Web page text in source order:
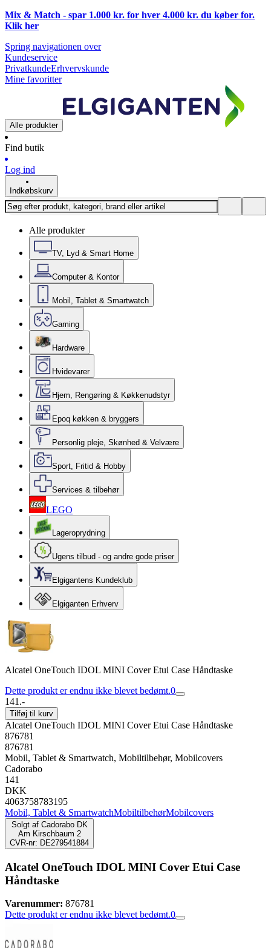
Mix & Match - spar 1.000 kr. for hver 4.000 kr. du køber for.
Klik her
Spring navigationen over
Kundeservice
PrivatkundeErhvervskunde
Mine favoritter
Alle produkter
Find butik
Log ind
Indkøbskurv
Alle produkter
TV, Lyd & Smart Home
Computer & Kontor
Mobil, Tablet & Smartwatch
Gaming
Hardware
Hvidevarer
Hjem, Rengøring & Køkkenudstyr
Epoq køkken & bryggers
Personlig pleje, Skønhed & Velvære
Sport, Fritid & Hobby
Services & tilbehør
LEGO
Lageroprydning
Ugens tilbud - og andre gode priser
Elgigantens Kundeklub
Elgiganten Erhverv
Alcatel OneTouch IDOL MINI Cover Etui Case Håndtaske
Dette produkt er endnu ikke blevet bedømt.0
141.-
Tilføj til kurv
Alcatel OneTouch IDOL MINI Cover Etui Case Håndtaske
876781
876781
Mobil, Tablet & Smartwatch, Mobiltilbehør, Mobilcovers
Cadorabo
141
DKK
4063758783195
Mobil, Tablet & SmartwatchMobiltilbehørMobilcovers
Solgt af Cadorabo DK
Am Kirschbaum 2
CVR-nr: DE279541884
Alcatel OneTouch IDOL MINI Cover Etui Case
Håndtaske
Varenummer: 876781
Dette produkt er endnu ikke blevet bedømt.0